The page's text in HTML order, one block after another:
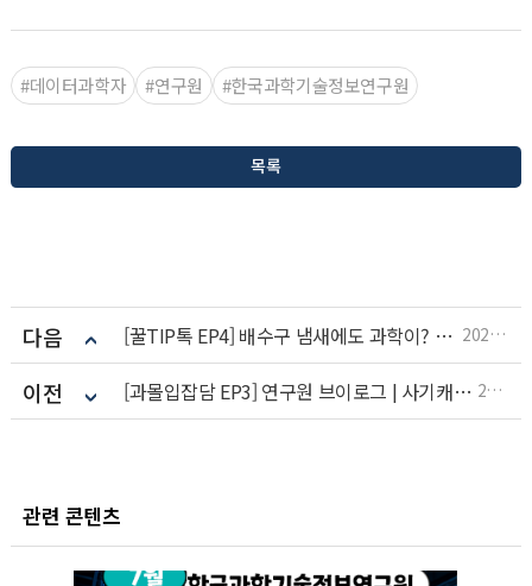
#데이터과학자 #연구원 #한국과학기술정보연구원
목록
다음 [꿀TIP톡 EP4] 배수구 냄새에도 과학이? 원인과 해결까지!! 한 번에 해결 Tip 2024.10.14
이전 [과몰입잡담 EP3] 연구원 브이로그 | 사기캐연구원 |KIST | 한국과학기술연구원ㅣ이원령 연구원의 훈훈한 연구 일상 2024.10.14
관련 콘텐츠